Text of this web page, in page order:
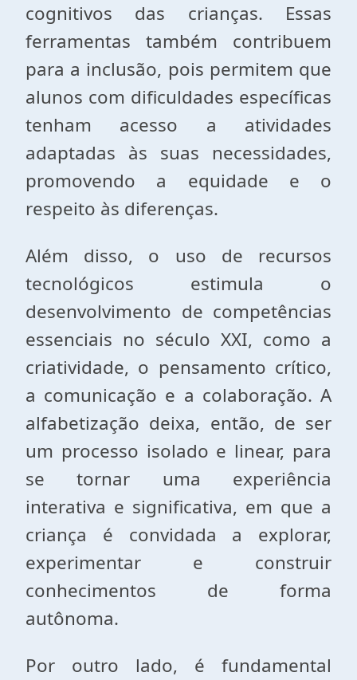
cognitivos das crianças. Essas
ferramentas também contribuem
para a inclusão, pois permitem que
alunos com dificuldades específicas
tenham acesso a atividades
adaptadas às suas necessidades,
promovendo a equidade e o
respeito às diferenças.
Além disso, o uso de recursos
tecnológicos estimula o
desenvolvimento de competências
essenciais no século XXI, como a
criatividade, o pensamento crítico,
a comunicação e a colaboração. A
alfabetização deixa, então, de ser
um processo isolado e linear, para
se tornar uma experiência
interativa e significativa, em que a
criança é convidada a explorar,
experimentar e construir
conhecimentos de forma
autônoma.
Por outro lado, é fundamental